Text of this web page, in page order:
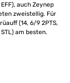
auch Zeynep
zweistellig. Für
(14, 6/9 2PTS,
STL) am besten.